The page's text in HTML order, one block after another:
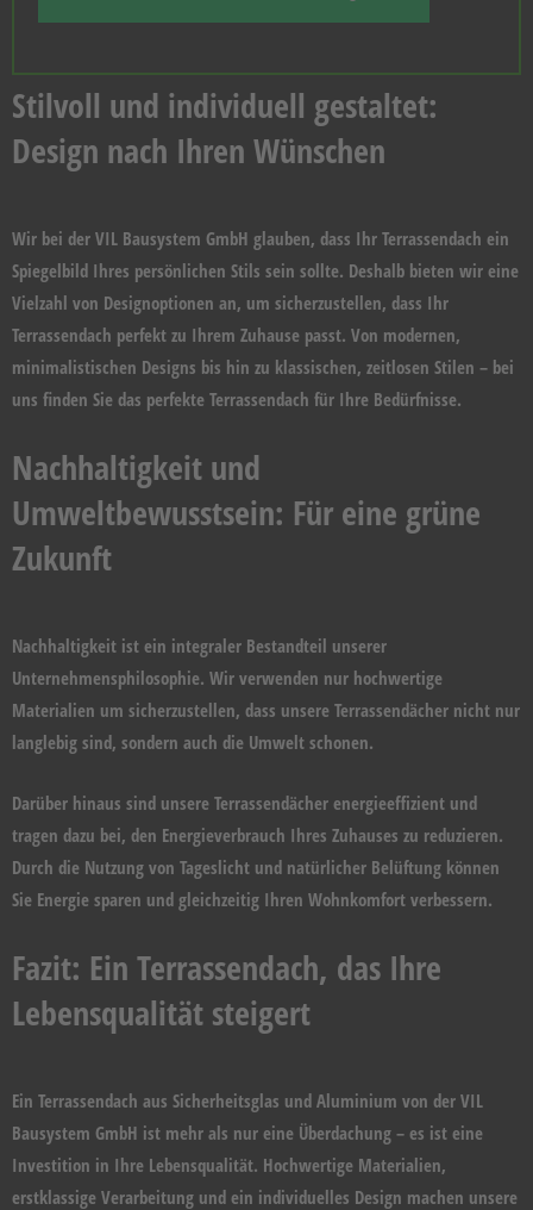
Stilvoll und individuell gestaltet:
Design nach Ihren Wünschen
Wir bei der VIL Bausystem GmbH glauben, dass Ihr Terrassendach ein
Spiegelbild Ihres persönlichen Stils sein sollte. Deshalb bieten wir eine
Vielzahl von Designoptionen an, um sicherzustellen, dass Ihr
Terrassendach perfekt zu Ihrem Zuhause passt. Von modernen,
minimalistischen Designs bis hin zu klassischen, zeitlosen Stilen – bei
uns finden Sie das perfekte Terrassendach für Ihre Bedürfnisse.
Nachhaltigkeit und
Umweltbewusstsein: Für eine grüne
Zukunft
Nachhaltigkeit ist ein integraler Bestandteil unserer
Unternehmensphilosophie. Wir verwenden nur hochwertige
Materialien um sicherzustellen, dass unsere Terrassendächer nicht nur
langlebig sind, sondern auch die Umwelt schonen.
Darüber hinaus sind unsere Terrassendächer energieeffizient und
tragen dazu bei, den Energieverbrauch Ihres Zuhauses zu reduzieren.
Durch die Nutzung von Tageslicht und natürlicher Belüftung können
Sie Energie sparen und gleichzeitig Ihren Wohnkomfort verbessern.
Fazit: Ein Terrassendach, das Ihre
Lebensqualität steigert
Ein Terrassendach aus Sicherheitsglas und Aluminium von der VIL
Bausystem GmbH ist mehr als nur eine Überdachung – es ist eine
Investition in Ihre Lebensqualität. Hochwertige Materialien,
erstklassige Verarbeitung und ein individuelles Design machen unsere